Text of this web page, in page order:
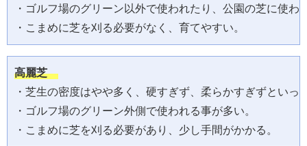
・ゴルフ場のグリーン以外で使われたり、公園の芝に使わ
・こまめに芝を刈る必要がなく、育てやすい。
高麗芝
・芝生の密度はやや多く、硬すぎず、柔らかすぎずといっ
・ゴルフ場のグリーン外側で使われる事が多い。
・こまめに芝を刈る必要があり、少し手間がかかる。